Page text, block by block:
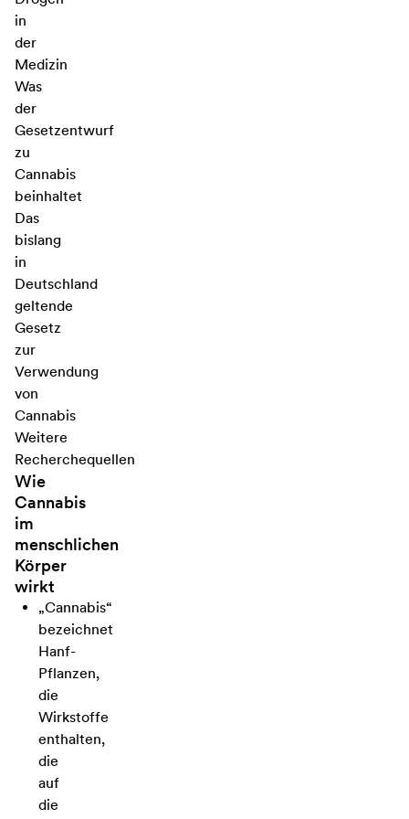
in
der
Medizin
Was
der
Gesetzentwurf
zu
Cannabis
beinhaltet
Das
bislang
in
Deutschland
geltende
Gesetz
zur
Verwendung
von
Cannabis
Weitere
Recherchequellen
Wie
Cannabis
im
menschlichen
Körper
wirkt
„Cannabis“
bezeichnet
Hanf-
Pflanzen,
die
Wirkstoffe
enthalten,
die
auf
die